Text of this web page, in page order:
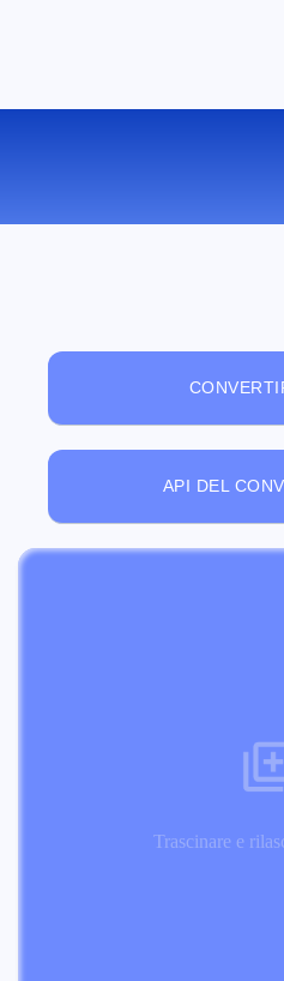
API DEL
Trascinare e